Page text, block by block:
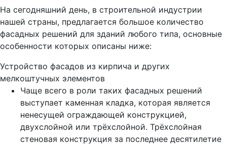
На сегодняшний день, в строительной индустрии
нашей страны, предлагается большое количество
фасадных решений для зданий любого типа, основные
особенности которых описаны ниже:
Устройство фасадов из кирпича и других
мелкоштучных элементов
Чаще всего в роли таких фасадных решений
выступает каменная кладка, которая является
ненесущей ограждающей конструкцией,
двухслойной или трёхслойной. Трёхслойная
стеновая конструкция за последнее десятилетие